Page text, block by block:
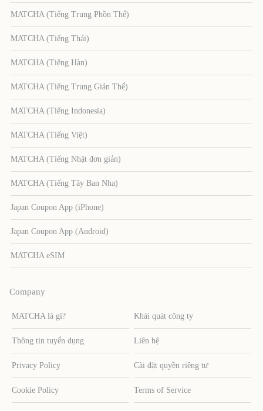
MATCHA (Tiếng Trung Phồn Thể)
MATCHA (Tiếng Thái)
MATCHA (Tiếng Hàn)
MATCHA (Tiếng Trung Giản Thể)
MATCHA (Tiếng Indonesia)
MATCHA (Tiếng Việt)
MATCHA (Tiếng Nhật đơn giản)
MATCHA (Tiếng Tây Ban Nha)
Japan Coupon App (iPhone)
Japan Coupon App (Android)
MATCHA eSIM
Company
MATCHA là gì? Khái quát công ty
Thông tin tuyển dụng Liên hệ
Privacy Policy Cài đặt quyền riêng tư
Cookie Policy Terms of Service